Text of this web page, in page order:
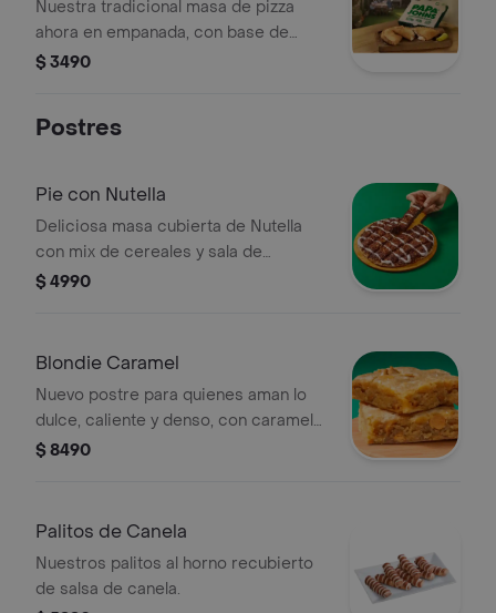
Nuestra tradicional masa de pizza
ahora en empanada, con base de
salsa de tomate rellena de queso
peperonccini
$ 3490
Postres
Pie con Nutella
Deliciosa masa cubierta de Nutella
con mix de cereales y sala de
glaseado
$ 4990
Blondie Caramel
Nuevo postre para quienes aman lo
dulce, caliente y denso, con caramelo
y un toque de sal para resaltar el
$ 8490
Palitos de Canela
Nuestros palitos al horno recubierto
de salsa de canela.